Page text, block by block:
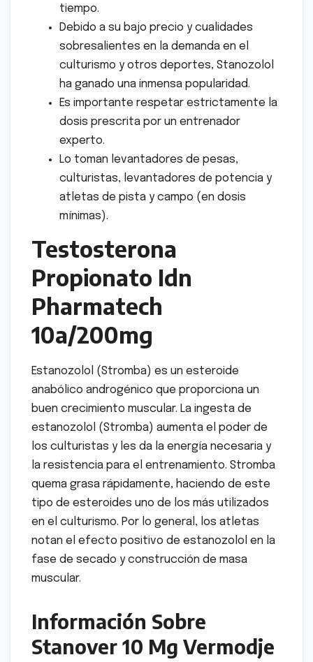
tiempo.
Debido a su bajo precio y cualidades
sobresalientes en la demanda en el
culturismo y otros deportes, Stanozolol
ha ganado una inmensa popularidad.
Es importante respetar estrictamente la
dosis prescrita por un entrenador
experto.
Lo toman levantadores de pesas,
culturistas, levantadores de potencia y
atletas de pista y campo (en dosis
mínimas).
Testosterona
Propionato Idn
Pharmatech
10a/200mg
Estanozolol (Stromba) es un esteroide
anabólico androgénico que proporciona un
buen crecimiento muscular. La ingesta de
estanozolol (Stromba) aumenta el poder de
los culturistas y les da la energía necesaria y
la resistencia para el entrenamiento. Stromba
quema grasa rápidamente, haciendo de este
tipo de esteroides uno de los más utilizados
en el culturismo. Por lo general, los atletas
notan el efecto positivo de estanozolol en la
fase de secado y construcción de masa
muscular.
Información Sobre
Stanover 10 Mg Vermodje